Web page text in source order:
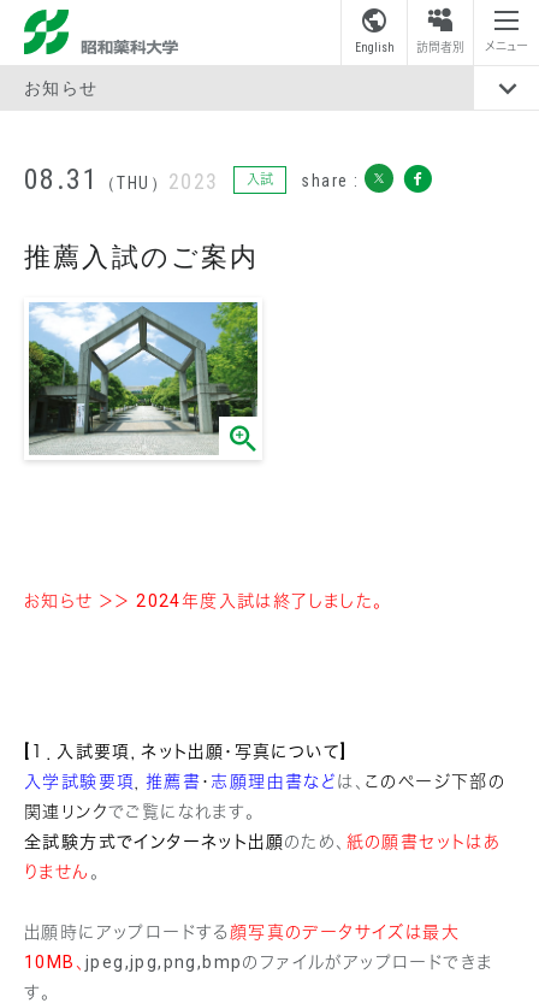
English 訪問者別 メニュー
08.31 （THU） 2023 入試 share :
推薦入試のご案内
お知らせ ＞＞ 2024年度入試は終了しました。
[１．入試要項，ネット出願・写真について]
入学試験要項
推薦書・ 志願理由書などは、 このページ下部の
関連リンクでご覧になれます。
全試験方式でインターネット出願のため、 紙の願書セットはあ
りません 。
出願時にアップロードする 顔写真のデータサイズは最大
10MB、 jpeg,jpg,png,bmpのファイルがアップロードできま
す。
お知らせ